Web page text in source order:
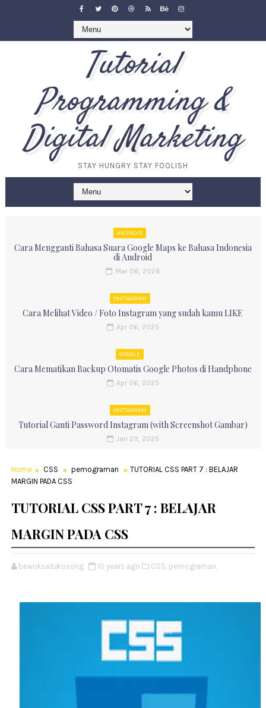
Tutorial
Programming &
Digital Marketing
STAY HUNGRY STAY FOOLISH
ANDROID
Cara Mengganti Bahasa Suara Google Maps ke Bahasa Indonesia
di Android
Mar 06, 2026
INSTAGRAM
Cara Melihat Video / Foto Instagram yang sudah kamu LIKE
Apr 06, 2025
GOOGLE
Cara Mematikan Backup Otomatis Google Photos di Handphone
Apr 06, 2025
INSTAGRAM
Tutorial Ganti Password Instagram (with Screenshot Gambar)
Jan 29, 2025
Home CSS pemograman
TUTORIAL CSS PART 7 : BELAJAR
MARGIN PADA CSS
TUTORIAL CSS PART 7 : BELAJAR
MARGIN PADA CSS
bewoksatukosong 10 years ago CSS, pemograman,